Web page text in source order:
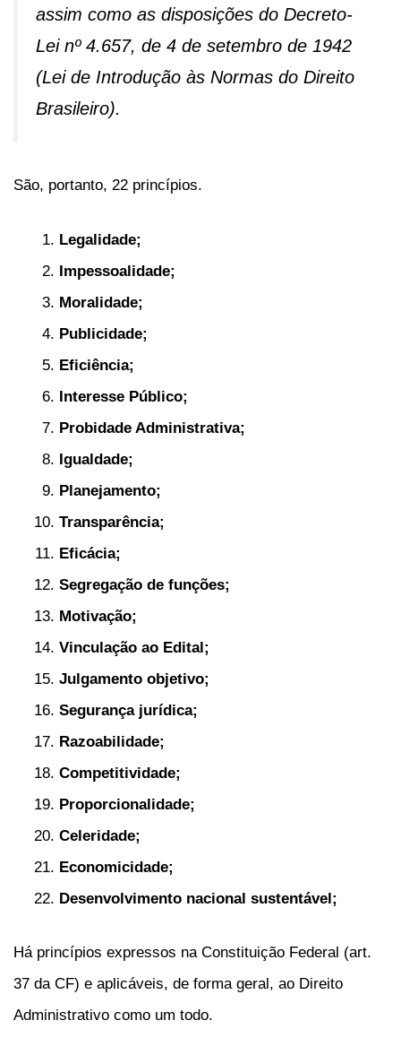
assim como as disposições do Decreto-
Lei nº 4.657, de 4 de setembro de 1942
(Lei de Introdução às Normas do Direito
Brasileiro).
São, portanto, 22 princípios.
Legalidade;
Impessoalidade;
Moralidade;
Publicidade;
Eficiência;
Interesse Público;
Probidade Administrativa;
Igualdade;
Planejamento;
Transparência;
Eficácia;
Segregação de funções;
Motivação;
Vinculação ao Edital;
Julgamento objetivo;
Segurança jurídica;
Razoabilidade;
Competitividade;
Proporcionalidade;
Celeridade;
Economicidade;
Desenvolvimento nacional sustentável;
Há princípios expressos na Constituição Federal (art.
37 da CF) e aplicáveis, de forma geral, ao Direito
Administrativo como um todo.